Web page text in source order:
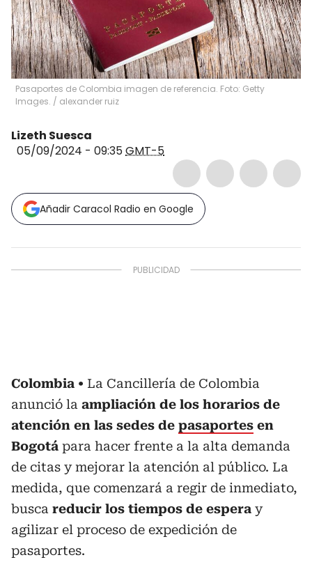
Pasaportes de Colombia imagen de referencia. Foto: Getty
Images. / alexander ruiz
Lizeth Suesca
05/09/2024 - 09:35GMT-5
Añadir Caracol Radio en Google
Colombia
La Cancillería de Colombia
anunció la ampliación de los horarios de
atención en las sedes de pasaportes en
Bogotá para hacer frente a la alta demanda
de citas y mejorar la atención al público. La
medida, que comenzará a regir de inmediato,
busca reducir los tiempos de espera y
agilizar el proceso de expedición de
pasaportes.